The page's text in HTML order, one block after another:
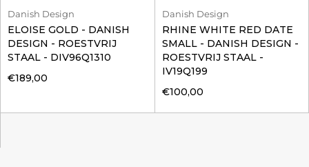
Danish Design
ELOISE GOLD - DANISH
DESIGN - ROESTVRIJ
STAAL - DIV96Q1310
€189,00
Danish Design
RHINE WHITE RED DATE
SMALL - DANISH DESIGN -
ROESTVRIJ STAAL -
IV19Q199
€100,00